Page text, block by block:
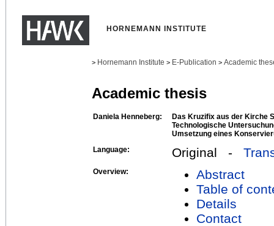
HORNEMANN INSTITUTE
> Hornemann Institute > E-Publication > Academic
Academic thesis
Daniela Henneberg:
Das Kruzifix aus der Kirche
Technologische
Umsetzung eines
Language:
Original -
Overview:
Abstract
Table of
Details
Contact